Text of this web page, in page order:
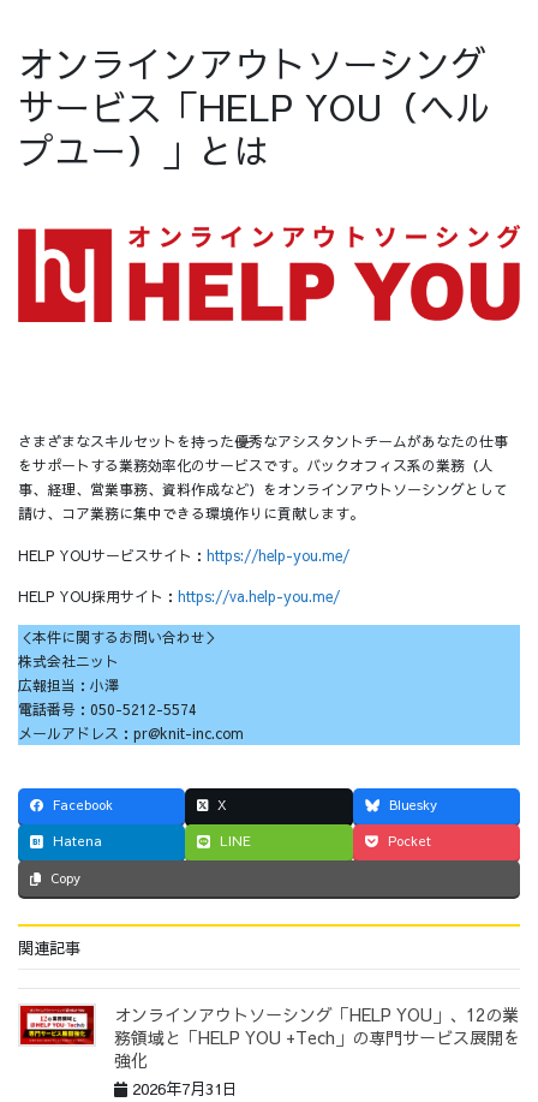
オンラインアウトソーシング
サービス「HELP YOU（ヘル
プユー）」とは
さまざまなスキルセットを持った優秀なアシスタントチームがあなたの仕事
をサポートする業務効率化のサービスです。バックオフィス系の業務（人
事、経理、営業事務、資料作成など）をオンラインアウトソーシングとして
請け、コア業務に集中できる環境作りに貢献します。
HELP YOUサービスサイト： https://help-you.me/
HELP YOU採用サイト： https://va.help-you.me/
＜本件に関するお問い合わせ＞
株式会社ニット
広報担当：小澤
電話番号：050-5212-5574
メールアドレス：pr@knit-inc.com
Facebook X
Bluesky
Hatena
LINE Pocket
Copy
関連記事
オンラインアウトソーシング「HELP YOU」、12の業
務領域と「HELP YOU +Tech」の専門サービス展開を
強化
2026年7月31日